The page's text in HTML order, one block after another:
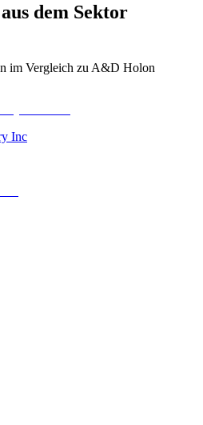
dem Sektor
im Vergleich zu A&D Holon
Inc